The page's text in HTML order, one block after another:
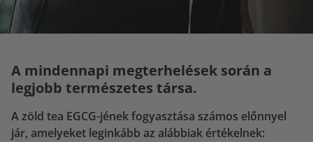
A mindennapi megterhelések során a
legjobb természetes társa.
A zöld tea EGCG-jének fogyasztása számos előnnyel
jár, amelyeket leginkább az alábbiak értékelnek: